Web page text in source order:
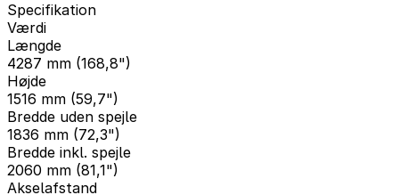
Specifikation
Værdi
Længde
4287 mm (168,8")
Højde
1516 mm (59,7")
Bredde uden spejle
1836 mm (72,3")
Bredde inkl. spejle
2060 mm (81,1")
Akselafstand